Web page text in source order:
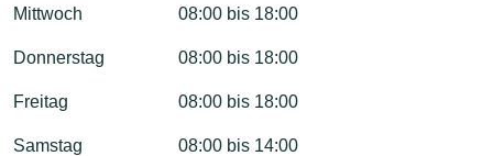
Mittwoch 08:00 bis 18:00
Donnerstag 08:00 bis 18:00
Freitag 08:00 bis 18:00
Samstag 08:00 bis 14:00